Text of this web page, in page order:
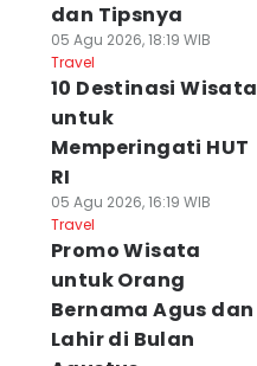
dan Tipsnya
05 Agu 2026, 18:19 WIB
Travel
10 Destinasi Wisata
untuk
Memperingati HUT
RI
05 Agu 2026, 16:19 WIB
Travel
Promo Wisata
untuk Orang
Bernama Agus dan
Lahir di Bulan